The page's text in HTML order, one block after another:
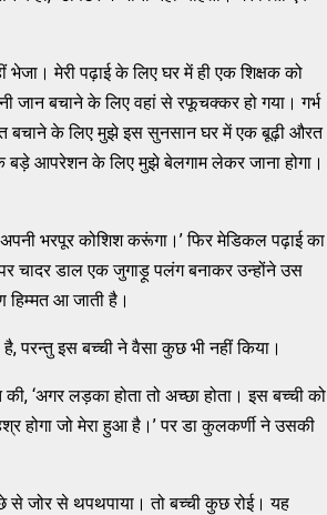
मेरी पढ़ाई के लिए घर में ही एक शिक्षक को
जान बचाने के लिए वहां से रफूचक्कर हो गया। गर्भ
बचाने के लिए मुझे इस सुनसान घर में एक बूढ़ी औरत
आपरेशन के लिए मुझे बेलगाम लेकर जाना होगा।
अपनी भरपूर कोशिश करूंगा।’ फिर मेडिकल पढ़ाई का
चादर डाल एक जुगाड़ू पलंग बनाकर उन्होंने उस
हिम्मत आ जाती है।
परन्तु इस बच्ची ने वैसा कुछ भी नहीं किया।
‘अगर लड़का होता तो अच्छा होता। इस बच्ची को
होगा जो मेरा हुआ है।’ पर डा कुलकर्णी ने उसकी
से जोर से थपथपाया। तो बच्ची कुछ रोई। यह